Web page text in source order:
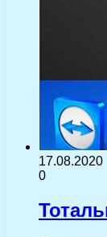
17.08.2020
0